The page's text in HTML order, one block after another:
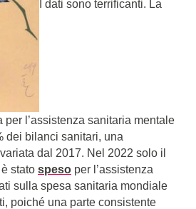
I dati sono terrificanti. La
per l’assistenza sanitaria mentale
dei bilanci sanitari, una
dal 2017. Nel 2022 solo il
stato speso per l’assistenza
sulla spesa sanitaria mondiale
poiché una parte consistente